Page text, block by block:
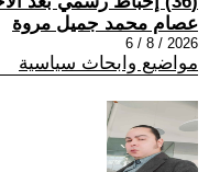
عصام محمد جميل مروة
2026 / 8 / 6
مواضيع وابحاث سياسية